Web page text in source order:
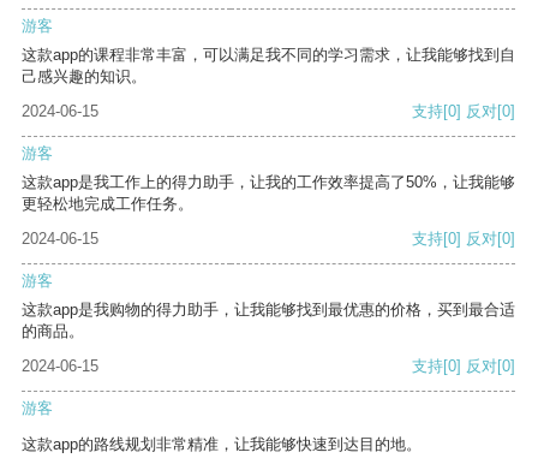
游客
这款app的课程非常丰富，可以满足我不同的学习需求，让我能够找到自
己感兴趣的知识。
2024-06-15
支持[0] 反对[0]
游客
这款app是我工作上的得力助手，让我的工作效率提高了50%，让我能够
更轻松地完成工作任务。
2024-06-15
支持[0] 反对[0]
游客
这款app是我购物的得力助手，让我能够找到最优惠的价格，买到最合适
的商品。
2024-06-15
支持[0] 反对[0]
游客
这款app的路线规划非常精准，让我能够快速到达目的地。